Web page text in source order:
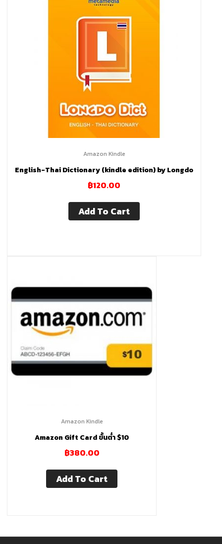
คำ
ปรึกษา
ออกแบบ
ระบบ
Home
Assistant
Hass.io
ขาย
Alexa
Echo
Dot,
Paperwhite,
Google
Nest
Google
Amazon Kindle
English-Thai Dictionary (kindle edition) by Longdo
฿120.00
Add To Cart
Amazon Kindle
Amazon Gift Card ขั้นต่ำ $10
฿380.00
Add To Cart